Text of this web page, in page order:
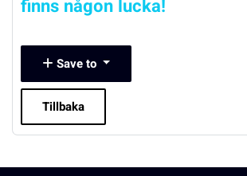
finns någon lucka!
Save to
Tillbaka